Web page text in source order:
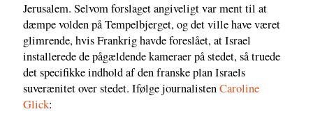
Jerusalem. Selvom forslaget angiveligt var ment til at
dæmpe volden på Tempelbjerget, og det ville have været
glimrende, hvis Frankrig havde foreslået, at Israel
installerede de pågældende kameraer på stedet, så truede
det specifikke indhold af den franske plan Israels
suverænitet over stedet. Ifølge journalistenCaroline
Glick: